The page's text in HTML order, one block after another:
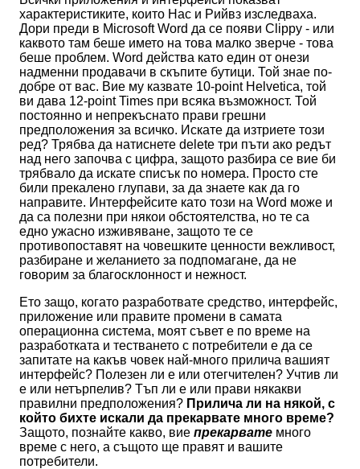
характеристиките, които Нас и Рийвз изследваха.
Дори преди в Microsoft Word да се появи Clippy - или
каквото там беше името на това малко зверче - това
беше проблем. Word действа като един от онези
надменни продавачи в скъпите бутици. Той знае по-
добре от вас. Вие му казвате 10-point Helvetica, той
ви дава 12-point Times при всяка възможност. Той
постоянно и непрекъснато прави грешни
предположения за всичко. Искате да изтриете този
ред? Трябва да натиснете delete три пъти ако редът
над него започва с цифра, защото разбира се вие би
трябвало да искате списък по номера. Просто сте
били прекалено глупави, за да знаете как да го
направите. Интерфейсите като този на Word може и
да са полезни при някои обстоятелства, но те са
едно ужасно изживяване, защото те се
противопоставят на човешките ценности вежливост,
разбиране и желанието за подпомагане, да не
говорим за благосклонност и нежност.
Ето защо, когато разработвате средство, интерфейс,
приложение или правите промени в самата
операционна система, моят съвет е по време на
разработката и тестването с потребители е да се
запитате на какъв човек най-много прилича вашият
интерфейс? Полезен ли е или отегчителен? Учтив ли
е или нетърпелив? Тъп ли е или прави някакви
правилни предположения? Прилича ли на някой, с
който бихте искали да прекарвате много време?
Защото, познайте какво, вие прекарвате много
време с него, а същото ще правят и вашите
потребители.